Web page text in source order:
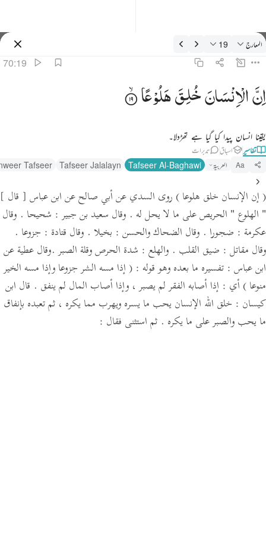
تفسیر: المعارج 70:19
المعارج 19
70:19
۞ ان الانسان خلق هلوعا ١٩
۞ إِنَّ ٱلْإِنسَـٰنَ خُلِقَ هَلُوعًا ١٩
اِنَّالْاِنْسَانَخُلِقَهَلُوْعًا
یقینا انسان پیدا کیا گیا ہے تھڑدلا۔
تفاسیر اسباق تدبرات
Aa العربية Tafseer Al-Baghawi
Tafseer Jalalayn
Tafseer
( إن الإنسان خلق هلوعا ) روى السدي عن أبي صالح عن ابن عباس [ قال ]
" الهلوع " الحريص على ما لا يحل له . وقال سعيد بن جبير : شحيحا . وقال
عكرمة : ضجورا . وقال الضحاك والحسن : بخيلا . وقال قتادة : جزوعا .
وقال مقاتل : ضيق القلب . والهلع : شدة الحرص وقلة الصبر .وقال عطية عن
ابن عباس : تفسيره ما بعده وهو قوله : ( إذا مسه الشر جزوعا وإذا مسه الخير
منوعا ) أي : إذا أصابه الفقر لم يصبر ، وإذا أصاب المال لم ينفق . قال ابن
كيسان : خلق الله الإنسان يحب ما يسره ويهرب مما يكره ، ثم تعبده بإنفاق
ما يحب والصبر على ما يكره . ثم استثنى فقال :